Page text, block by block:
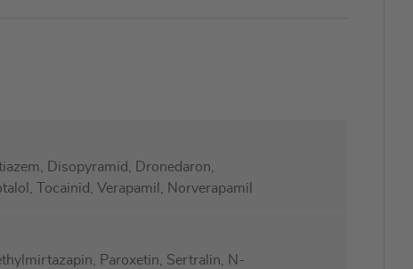
Disopyramid, Dronedaron,
Tocainid, Verapamil, Norverapamil
Paroxetin, Sertralin, N-